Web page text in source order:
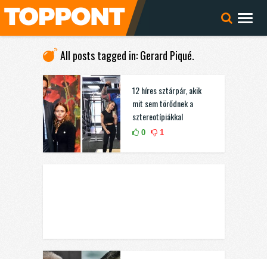
All posts tagged in: Gerard Piqué.
12 híres sztárpár, akik
mit sem törődnek a
sztereotípiákkal
0 1